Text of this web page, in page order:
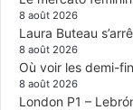
8 août 2026
Laura Buteau
8 août 2026
Où voir les demi-
8 août 2026
London P1 –